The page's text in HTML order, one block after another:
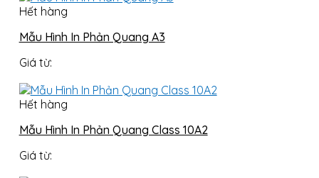
Hết hàng
Mẫu Hình In Phản Quang A3
Giá từ:
Hết hàng
Mẫu Hình In Phản Quang Class 10A2
Giá từ: